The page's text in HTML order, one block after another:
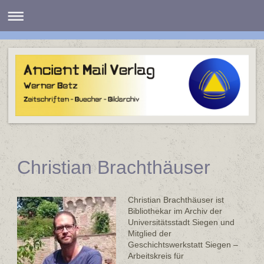
Christian Brachthäuser
Christian Brachthäuser ist
Bibliothekar im Archiv der
Universitätsstadt Siegen und
Mitglied der
Geschichtswerkstatt Siegen –
Arbeitskreis für